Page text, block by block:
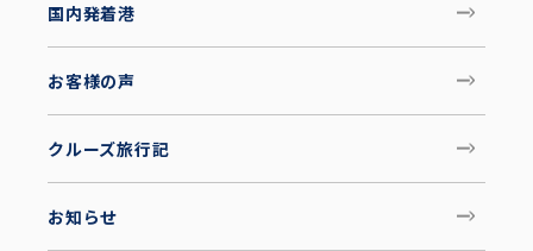
国内発着港
お客様の声
クルーズ旅行記
お知らせ